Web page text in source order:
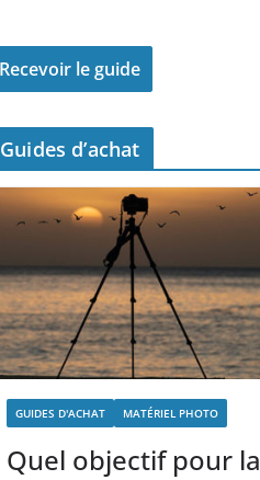
Guides d’achat
GUIDES D'ACHAT MATÉRIEL PHOTO
Quel objectif pour la